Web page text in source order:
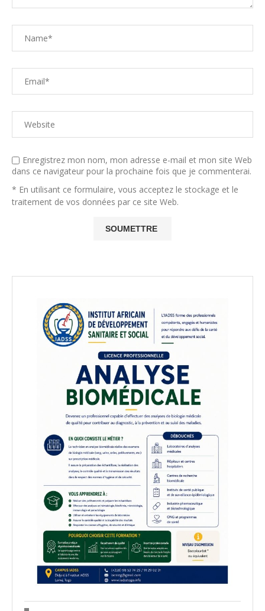
Enregistrez mon nom, mon adresse e-mail et mon site Web
dans ce navigateur pour la prochaine fois que je commenterai.
* En utilisant ce formulaire, vous acceptez le stockage et le
traitement de vos données par ce site Web.